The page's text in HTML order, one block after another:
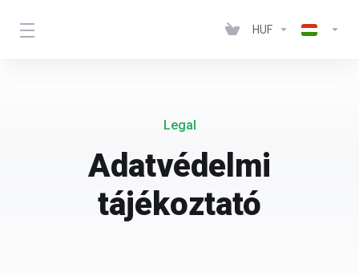
HUF
Legal
Adatvédelmi
tájékoztató